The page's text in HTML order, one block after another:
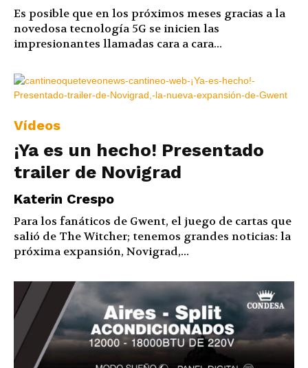
Es posible que en los próximos meses gracias a la
novedosa tecnología 5G se inicien las
impresionantes llamadas cara a cara...
Vídeos
¡Ya es un hecho! Presentado
trailer de Novigrad
Katerin Crespo
Para los fanáticos de Gwent, el juego de cartas que
salió de The Witcher; tenemos grandes noticias: la
próxima expansión, Novigrad,...